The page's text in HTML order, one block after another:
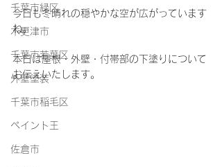
千葉市緑区
木更津市
千葉市若葉区
外壁塗装
千葉市稲毛区
ペイント王
佐倉市
今日も冬晴れの穏やかな空が広がっています
ね。
本日は屋根・外壁・付帯部の下塗りについて
お伝えいたします。